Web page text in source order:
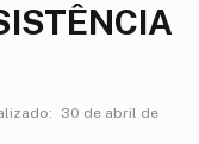
30 de abril de